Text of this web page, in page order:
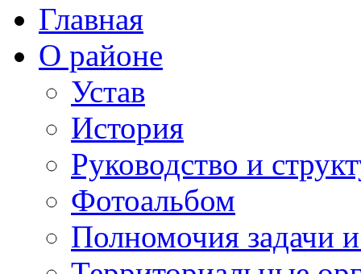
Главная
О районе
Устав
История
Руководство и
Фотоальбом
Полномочия задачи